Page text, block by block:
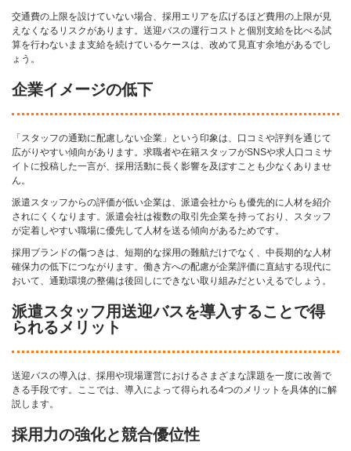
交通費の上限を設けていない場合、採用エリアを広げるほど費用の上限が見
えなくなるリスクがあります。送迎バスの運行コストと個別支給を比べる試
算を行わないまま支給を続けているケースは、改めて見直す余地があるでし
ょう。
企業イメージの低下
「スタッフの通勤に配慮しない企業」という印象は、口コミや評判を通じて
広がりやすい傾向があります。求職者や在籍スタッフがSNSや求人口コミサ
イトに投稿した一言が、採用活動に長く影響を及ぼすことも少なくありませ
ん。
派遣スタッフからの評価が低い企業は、派遣会社からも優先的に人材を紹介
されにくくなります。派遣会社は複数の取引先企業を持っており、スタッフ
が定着しやすい職場に優先して人材を送る傾向があるためです。
採用ブランドの傷つきは、短期的な採用の難航だけでなく、中長期的な人材
確保力の低下につながります。働き方への配慮が企業評価に直結する現代に
おいて、通勤環境の整備は後回しにできない取り組みだといえるでしょう。
派遣スタッフ用送迎バスを導入することで得
られるメリット
送迎バスの導入は、採用や現場運営におけるさまざまな課題を一度に改善で
きる手段です。ここでは、導入によって得られる4つのメリットを具体的に解
説します。
採用力の強化と競合優位性